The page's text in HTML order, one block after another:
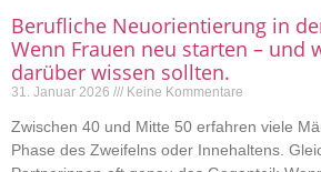
Berufliche Neuorientierung in
Wenn Frauen neu starten – und
darüber wissen sollten.
31. Januar 2026 Keine Kommentare
Zwischen 40 und Mitte 50 erfahren viele
Phase des Zweifelns oder Innehaltens.